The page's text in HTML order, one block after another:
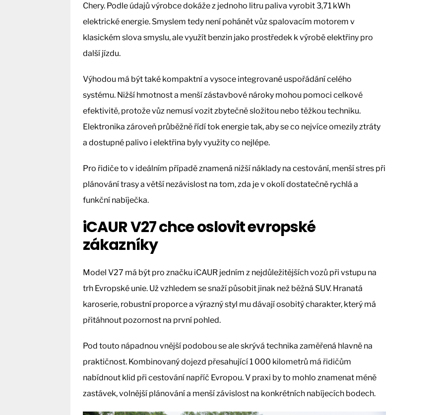
Chery. Podle údajů výrobce dokáže z jednoho litru paliva vyrobit 3,71 kWh
elektrické energie. Smyslem tedy není pohánět vůz spalovacím motorem v
klasickém slova smyslu, ale využít benzin jako prostředek k výrobě elektřiny pro
další jízdu.
Výhodou má být také kompaktní a vysoce integrované uspořádání celého
systému. Nižší hmotnost a menší zástavbové nároky mohou pomoci celkové
efektivitě, protože vůz nemusí vozit zbytečně složitou nebo těžkou techniku.
Elektronika zároveň průběžně řídí tok energie tak, aby se co nejvíce omezily ztráty
a dostupné palivo i elektřina byly využity co nejlépe.
Pro řidiče to v ideálním případě znamená nižší náklady na cestování, menší stres při
plánování trasy a větší nezávislost na tom, zda je v okolí dostatečně rychlá a
funkční nabíječka.
iCAUR V27 chce oslovit evropské
zákazníky
Model V27 má být pro značku iCAUR jedním z nejdůležitějších vozů při vstupu na
trh Evropské unie. Už vzhledem se snaží působit jinak než běžná SUV. Hranatá
karoserie, robustní proporce a výrazný styl mu dávají osobitý charakter, který má
přitáhnout pozornost na první pohled.
Pod touto nápadnou vnější podobou se ale skrývá technika zaměřená hlavně na
praktičnost. Kombinovaný dojezd přesahující 1 000 kilometrů má řidičům
nabídnout klid při cestování napříč Evropou. V praxi by to mohlo znamenat méně
zastávek, volnější plánování a menší závislost na konkrétních nabíjecích bodech.